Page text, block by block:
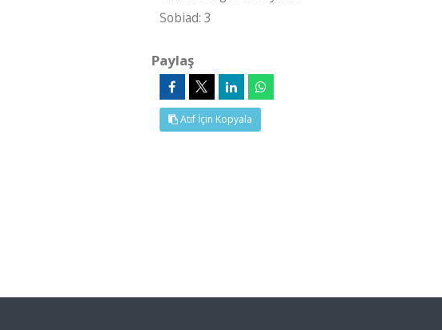
Sobiad: 3
Paylaş
Atıf İçin Kopyala